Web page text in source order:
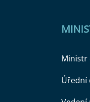
Ministr
Úřední